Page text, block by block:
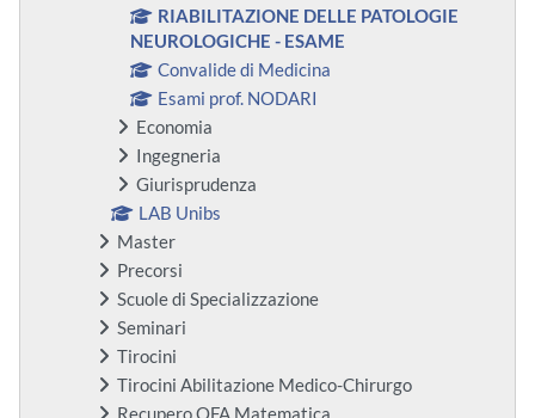
RIABILITAZIONE DELLE PATOLOGIE
NEUROLOGICHE - ESAME
Convalide di Medicina
Esami prof. NODARI
Economia
Ingegneria
Giurisprudenza
LAB Unibs
Master
Precorsi
Scuole di Specializzazione
Seminari
Tirocini
Tirocini Abilitazione Medico-Chirurgo
Recupero OFA Matematica